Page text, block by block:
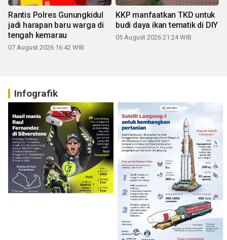
Rantis Polres Gunungkidul
jadi harapan baru warga di
tengah kemarau
07 August 2026 16:42 WIB
KKP manfaatkan TKD untuk
budi daya ikan tematik di DIY
05 August 2026 21:24 WIB
Infografik